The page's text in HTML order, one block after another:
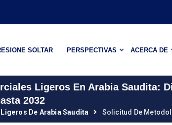
SOLTAR PERSPECTIVAS ACERCA DE
Ligeros En Arabia Saudita:
2032
De Arabia Saudita Solicitud De